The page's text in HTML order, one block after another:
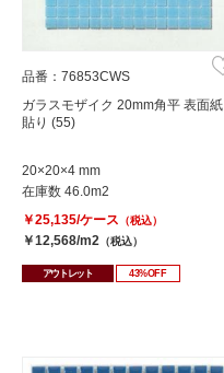
品番：76853CWS
ガラスモザイク 20mm角平 表面紙
貼り (55)
20×20×4 mm
在庫数 46.0m2
￥25,135/ケース （税込）
￥12,568/m2 （税込）
アウトレット 43%OFF